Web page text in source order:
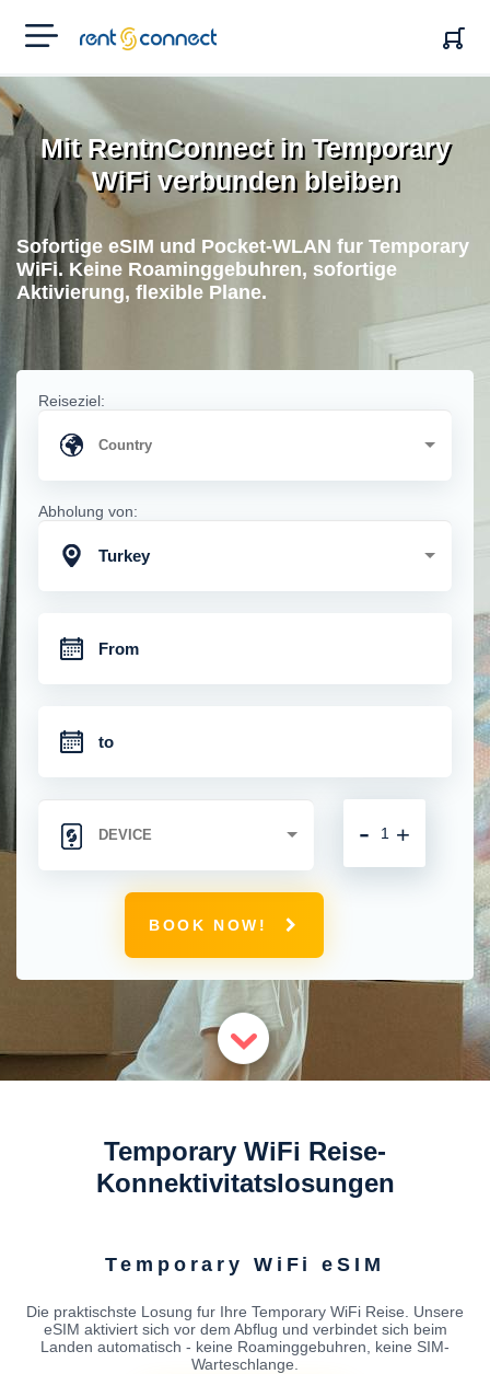
RENT'N
CONNECT
Mit RentnConnect in Temporary
WiFi verbunden bleiben
Sofortige eSIM und Pocket-WLAN fur Temporary
WiFi. Keine Roaminggebuhren, sofortige
Aktivierung, flexible Plane.
Reiseziel:
Abholung von:
Turkey
+
-
BOOK NOW!
Temporary WiFi Reise-
Konnektivitatslosungen
Temporary WiFi eSIM
Die praktischste Losung fur Ihre Temporary WiFi Reise. Unsere
eSIM aktiviert sich vor dem Abflug und verbindet sich beim
Landen automatisch - keine Roaminggebuhren, keine SIM-
Warteschlange.